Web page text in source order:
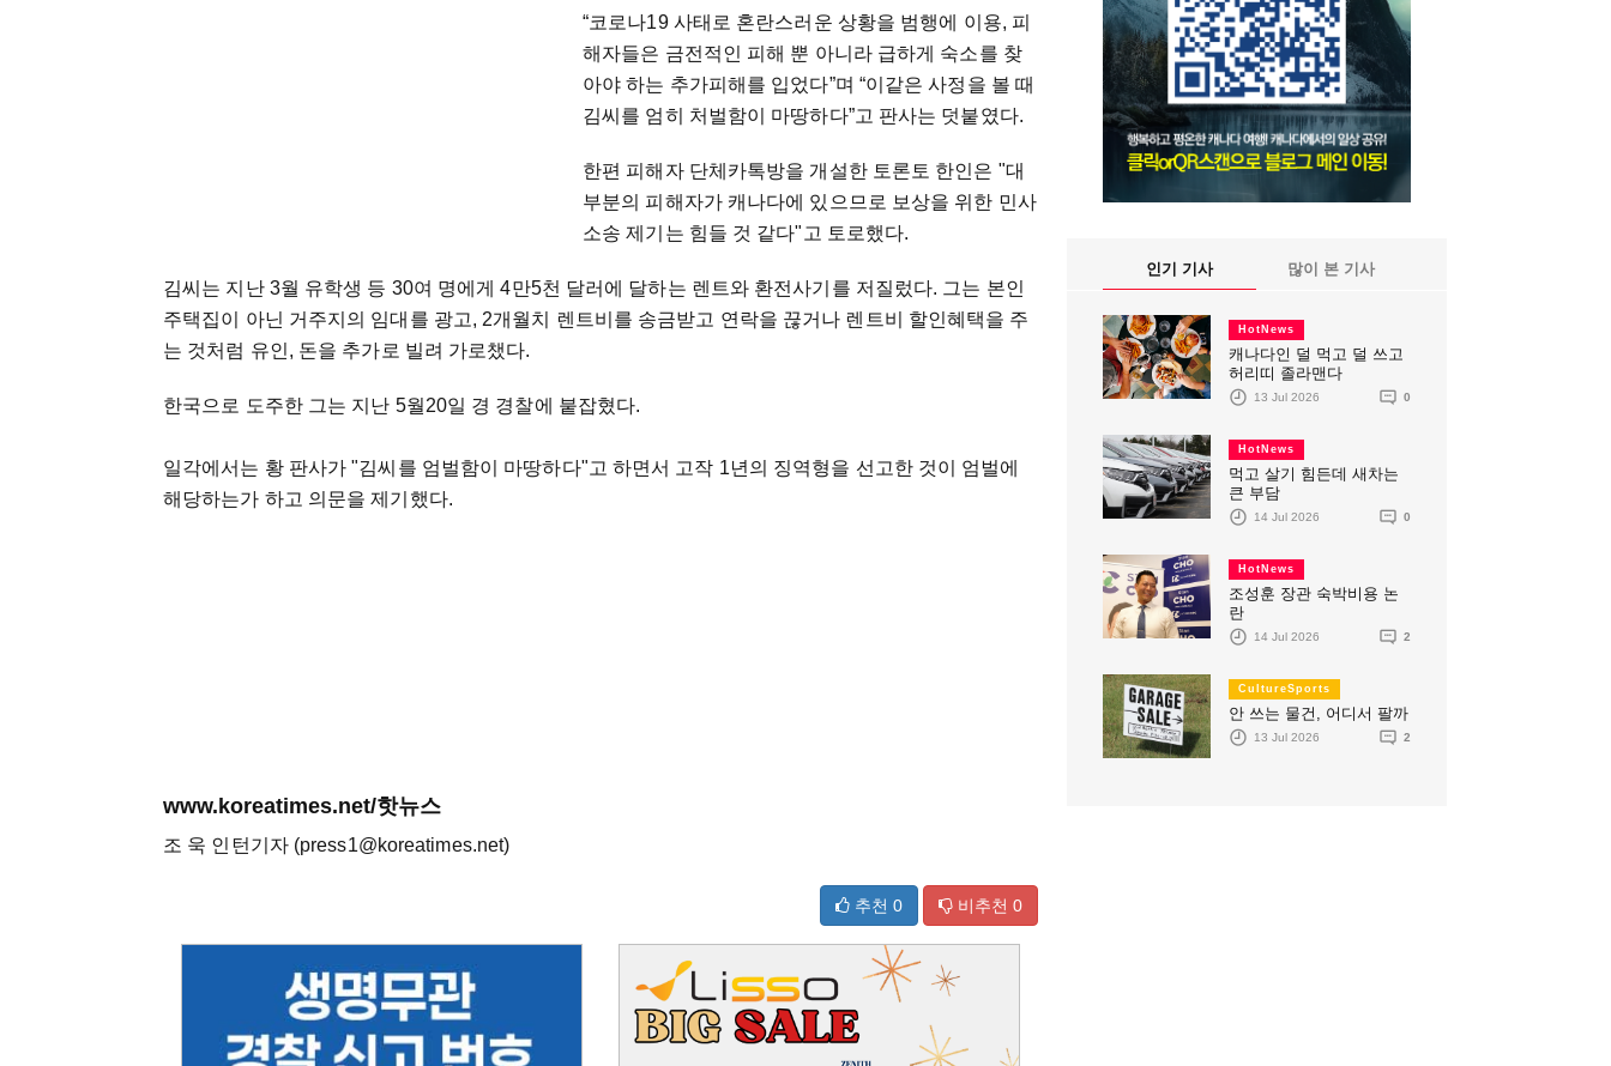
“코로나19 사태로 혼란스러운 상황을 범행에 이용, 피
해자들은 금전적인 피해 뿐 아니라 급하게 숙소를 찾
아야 하는 추가피해를 입었다”며 “이같은 사정을 볼 때
김씨를 엄히 처벌함이 마땅하다”고 판사는 덧붙였다.
한편 피해자 단체카톡방을 개설한 토론토 한인은 "대
부분의 피해자가 캐나다에 있으므로 보상을 위한 민사
소송 제기는 힘들 것 같다"고 토로했다.
김씨는 지난 3월 유학생 등 30여 명에게 4만5천 달러에 달하는 렌트와 환전사기를 저질렀다. 그는 본인
주택집이 아닌 거주지의 임대를 광고, 2개월치 렌트비를 송금받고 연락을 끊거나 렌트비 할인혜택을 주
는 것처럼 유인, 돈을 추가로 빌려 가로챘다.
한국으로 도주한 그는 지난 5월20일 경 경찰에 붙잡혔다.
일각에서는 황 판사가 "김씨를 엄벌함이 마땅하다"고 하면서 고작 1년의 징역형을 선고한 것이 엄벌에
해당하는가 하고 의문을 제기했다.
www.koreatimes.net/핫뉴스
조 욱 인턴기자 (press1@koreatimes.net)
추천 0 비추천 0
인기 기사 많이 본 기사
HotNews
캐나다인 덜 먹고 덜 쓰고
허리띠 졸라맨다
13 Jul 2026 0
HotNews
먹고 살기 힘든데 새차는
큰 부담
14 Jul 2026 0
HotNews
조성훈 장관 숙박비용 논
란
14 Jul 2026 2
CultureSports
안 쓰는 물건, 어디서 팔까
13 Jul 2026 2